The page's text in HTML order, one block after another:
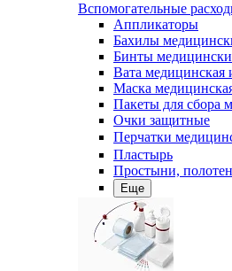
Вспомогательные
Аппликаторы
Бахилы
Бинты
Вата медицинская
Маска
Пакеты для сбора
Очки защитные
Перчатки
Пластырь
Простыни,
Еще